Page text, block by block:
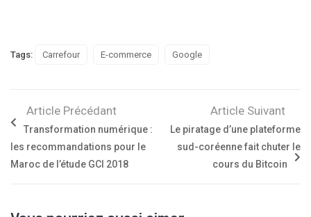
Tags: Carrefour E-commerce Google
Article Précédant
Transformation numérique :
les recommandations pour le
Maroc de l’étude GCI 2018
Article Suivant
Le piratage d’une plateforme
sud-coréenne fait chuter le
cours du Bitcoin